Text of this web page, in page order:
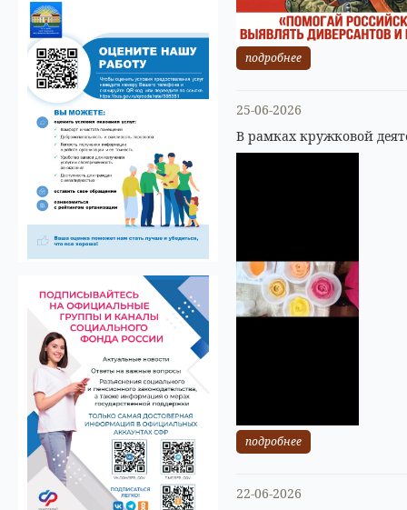
подробнее
25-06-2026
В рамках кружковой
подробнее
22-06-2026